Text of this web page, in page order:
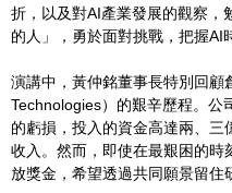
折，以及對AI產業發展的觀察，
的人」，勇於面對挑戰，把握AI
演講中，黃仲銘董事長特別回顧
Technologies）的艱辛歷程。公
的虧損，投入的資金高達兩、
收入。然而，即使在最艱困的時
放獎金，希望透過共同願景留住